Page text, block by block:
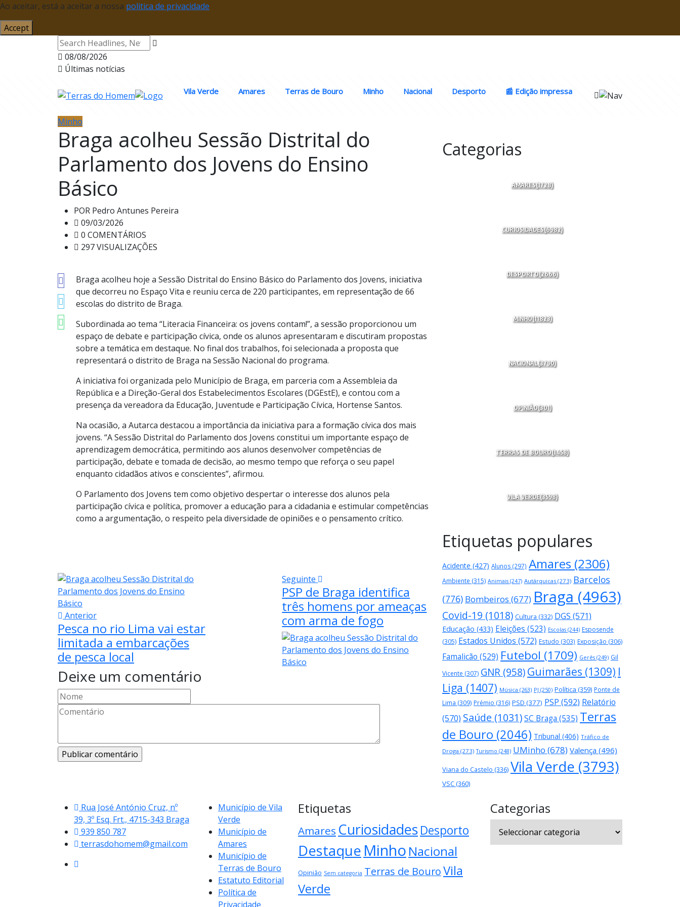
Ao aceitar, está a aceitar a nossa politica de privacidade
Accept
08/08/2026
Últimas notícias
Vila Verde Amares Terras de Bouro Minho Nacional Desporto 📰 Edição impressa
Minho
Braga acolheu Sessão Distrital do
Parlamento dos Jovens do Ensino
Básico
POR Pedro Antunes Pereira
09/03/2026
0 COMENTÁRIOS
297 VISUALIZAÇÕES
Braga acolheu hoje a Sessão Distrital do Ensino Básico do Parlamento dos Jovens, iniciativa
que decorreu no Espaço Vita e reuniu cerca de 220 participantes, em representação de 66
escolas do distrito de Braga.
Subordinada ao tema “Literacia Financeira: os jovens contam!”, a sessão proporcionou um
espaço de debate e participação cívica, onde os alunos apresentaram e discutiram propostas
sobre a temática em destaque. No final dos trabalhos, foi selecionada a proposta que
representará o distrito de Braga na Sessão Nacional do programa.
A iniciativa foi organizada pelo Município de Braga, em parceria com a Assembleia da
República e a Direção-Geral dos Estabelecimentos Escolares (DGEstE), e contou com a
presença da vereadora da Educação, Juventude e Participação Cívica, Hortense Santos.
Na ocasião, a Autarca destacou a importância da iniciativa para a formação cívica dos mais
jovens. “A Sessão Distrital do Parlamento dos Jovens constitui um importante espaço de
aprendizagem democrática, permitindo aos alunos desenvolver competências de
participação, debate e tomada de decisão, ao mesmo tempo que reforça o seu papel
enquanto cidadãos ativos e conscientes”, afirmou.
O Parlamento dos Jovens tem como objetivo despertar o interesse dos alunos pela
participação cívica e política, promover a educação para a cidadania e estimular competências
como a argumentação, o respeito pela diversidade de opiniões e o pensamento crítico.
Anterior
Pesca no rio Lima vai estar
limitada a embarcações
de pesca local
Seguinte
PSP de Braga identifica
três homens por ameaças
com arma de fogo
Deixe um comentário
Categorias
AMARES(1728)
CURIOSIDADES(6982)
DESPORTO(2666)
MINHO(11823)
NACIONAL(3790)
OPINIÃO(301)
TERRAS DE BOURO(1458)
VILA VERDE(3598)
Etiquetas populares
Acidente (427) Alunos (297) Amares (2306)
Ambiente (315) Animais (247) Autárquicas (273) Barcelos
(776) Bombeiros (677) Braga (4963)
Covid-19 (1018) Cultura (332) DGS (571)
Educação (433) Eleições (523) Escolas (244) Esposende
(305) Estados Unidos (572) Estudo (303) Exposição (306)
Famalicão (529) Futebol (1709) Gerês (249) Gil
Vicente (307) GNR (958)Guimarães (1309) I
Liga (1407) Música (263) PJ (250) Política (359) Ponte de
Lima (309) Prémio (316) PSD (377) PSP (592) Relatório
(570) Saúde (1031)SC Braga (535) Terras
de Bouro (2046) Tribunal (406) Tráfico de
Droga (273) Turismo (248) UMinho (678) Valença (496)
Viana do Castelo (336) Vila Verde (3793)
VSC(360)
Rua José António Cruz, nº
39, 3º Esq. Frt., 4715-343 Braga
939 850 787
terrasdohomem@gmail.com
Município de Vila
Verde
Município de
Amares
Município de
Terras de Bouro
Estatuto Editorial
Política de
Privacidade
Etiquetas
Amares CuriosidadesDesporto
Destaque Minho Nacional
Opinião Sem categoria Terras de BouroVila
Verde
Categorias